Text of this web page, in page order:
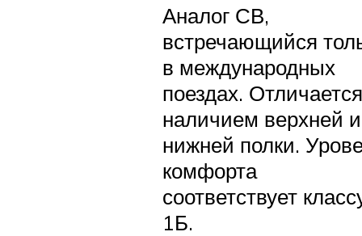
Аналог СВ,
встречающийся
в международных
поездах. Отличается
наличием верхней и
нижней полки.
комфорта
соответствует
1Б.